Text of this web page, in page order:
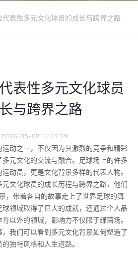
代表性多元文化球员的成长与跨界之路
表性多元文化球员
与跨界之路
2026-05-02 15:53:39
运动之一，不仅因为其激烈的竞争和精彩
元文化的交流与融合。足球场上的许多
动员，更是文化背景多样的代表人物。
文化球员的成长历程与跨界之路，他们
，带着各自的故事走上了世界足球的舞
领域取得了巨大的成就，还通过个人品
以外的领域，影响力不仅限于绿茵场。
我们可以看到多元文化背景如何塑造了
独特风格和人生道路。